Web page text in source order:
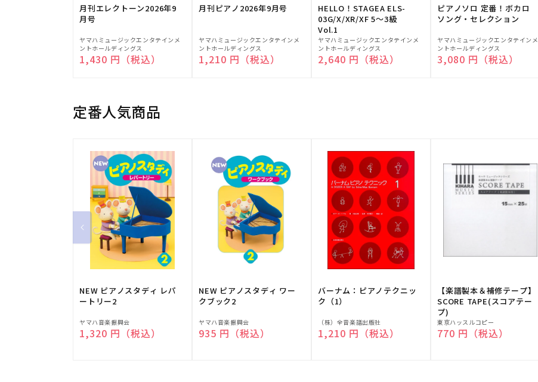
月刊エレクトーン2026年9
月号
販
売
元:
ヤマハミュージックエンタテインメ
ントホールディングス
通常価格
1,430 円（税込）
月刊ピアノ2026年9月号
販
売
元:
ヤマハミュージックエンタテインメ
ントホールディングス
通常価格
1,210 円（税込）
HELLO！STAGEA ELS-
03G/X/XR/XF 5～3級
Vol.1
販
売
元:
ヤマハミュージックエンタテインメ
ントホールディングス
通常価格
2,640 円（税込）
ピアノソロ 定番！ボカロ
ソング・セレクション
販
売
元:
ヤマハミュージックエンタテインメ
ントホールディングス
通常価格
3,080 円（税込）
定番人気商品
NEW ピアノスタディ レパ
ートリー2
販
売
ヤマハ音楽振興会
通常価格
1,320 円（税込）
NEW ピアノスタディ ワー
クブック2
販
売
ヤマハ音楽振興会
通常価格
935 円（税込）
バーナム：ピアノテクニッ
ク（1）
販
売
（株）全音楽譜出版社
通常価格
1,210 円（税込）
【楽譜製本＆補修テープ】
SCORE TAPE(スコアテー
プ)
販
売
東京ハッスルコピー
通常価格
770 円（税込）